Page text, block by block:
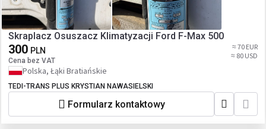
Skraplacz Osuszacz Klimatyzacji Ford F-Max 500
300 PLN
Cena bez VAT
≈ 70 EUR
≈ 80 USD
Polska, Łąki Bratiańskie
TEDI-TRANS PLUS KRYSTIAN NAWASIELSKI
Formularz kontaktowy